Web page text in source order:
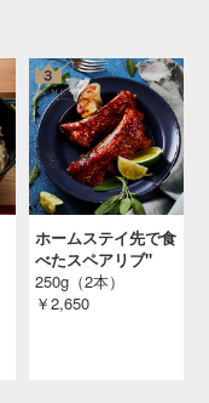
ホームステイ先で食
べたスペアリブ"
250g（2本）
￥2,650